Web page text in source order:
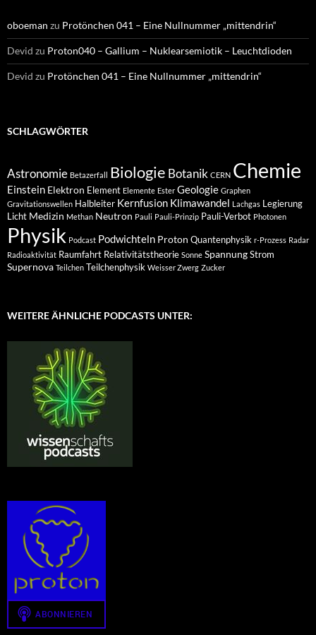
oboeman zu Protönchen 041 – Eine Nullnummer „mittendrin“
Devid zu Proton040 – Gallium – Nuklearsemiotik – Leuchtdioden
Devid zu Protönchen 041 – Eine Nullnummer „mittendrin“
SCHLAGWÖRTER
Astronomie Betazerfall Biologie Botanik CERN Chemie
Einstein Elektron Element Elemente Ester Geologie Graphen
Gravitationswellen Halbleiter Kernfusion Klimawandel Lachgas Legierung
Licht Medizin Methan Neutron Pauli Pauli-Prinzip Pauli-Verbot Photonen
Physik Podcast Podwichteln Proton Quantenphysik r-Prozess Radar
Radioaktivität Raumfahrt Relativitätstheorie Sonne Spannung Strom
Supernova Teilchen Teilchenphysik Weisser Zwerg Zucker
WEITERE ÄHNLICHE PODCASTS UNTER: